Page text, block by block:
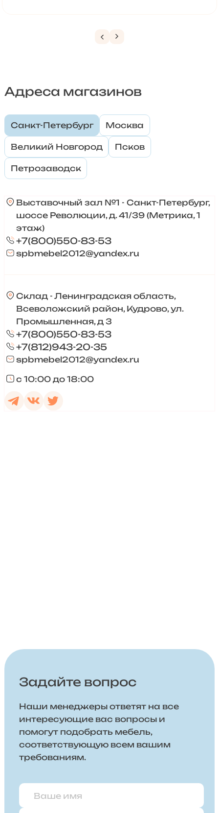
Адреса магазинов
Санкт-Петербург Москва
Великий Новгород Псков
Петрозаводск
Выставочный зал №1 - Санкт-Петербург,
шоссе Революции, д. 41/39 (Метрика, 1
этаж)
+7(800)550-83-53
spbmebel2012@yandex.ru
Склад - Ленинградская область,
Всеволожский район, Кудрово, ул.
Промышленная, д 3
+7(800)550-83-53
+7(812)943-20-35
spbmebel2012@yandex.ru
с 10:00 до 18:00
Задайте вопрос
Наши менеджеры ответят на все
интересующие вас вопросы и
помогут подобрать мебель,
соответствующую всем вашим
требованиям.